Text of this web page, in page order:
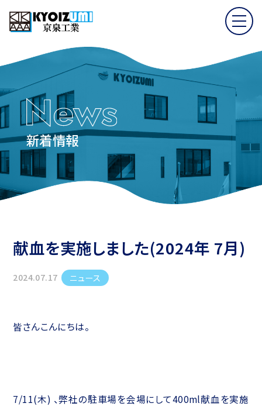
新着情報
献血を実施しました(2024年 7月)
2024.07.17 ニュース
皆さんこんにちは。
7/11(木) 、弊社の駐車場を会場にして400ml献血を実施